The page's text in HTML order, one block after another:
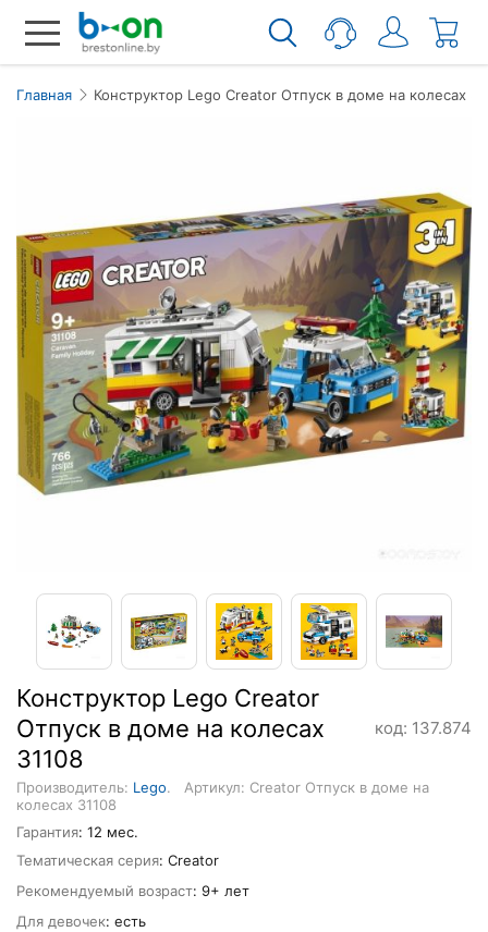
Главная Конструктор Lego Creator Отпуск в доме на колесах
Конструктор Lego Creator
Отпуск в доме на колесах
31108
код: 137.874
Производитель: Lego.
Артикул: Creator Отпуск в доме на
колесах 31108
Гарантия: 12 мес.
Тематическая серия: Creator
Рекомендуемый возраст: 9+ лет
Для девочек: есть